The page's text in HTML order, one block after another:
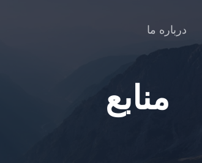
درباره ما
منابع